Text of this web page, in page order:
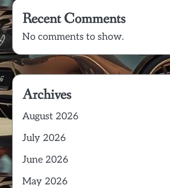
Recent Comments
No comments to show.
Archives
August 2026
July 2026
June 2026
May 2026